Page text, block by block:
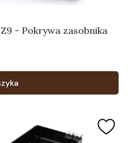
- Pokrywa zasobnika